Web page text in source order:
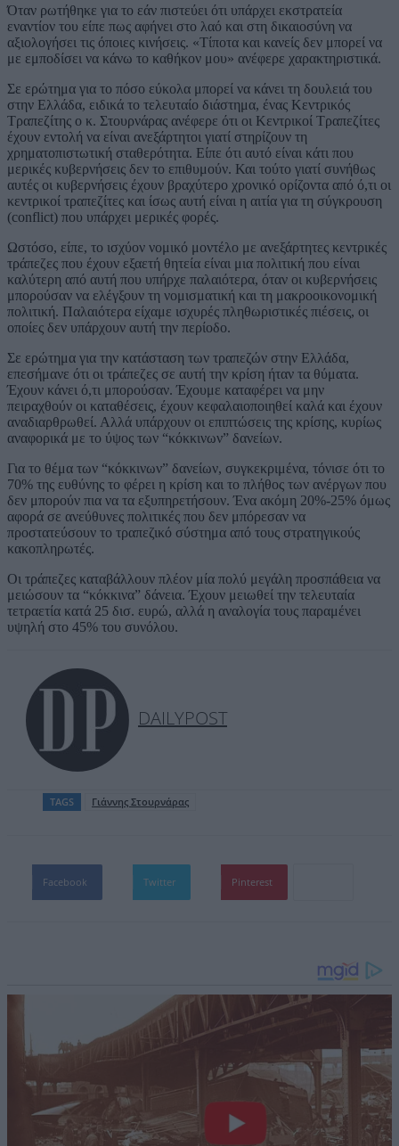
Όταν ρωτήθηκε για το εάν πιστεύει ότι υπάρχει εκστρατεία
εναντίον του είπε πως αφήνει στο λαό και στη δικαιοσύνη να
αξιολογήσει τις όποιες κινήσεις. «Τίποτα και κανείς δεν μπορεί να
με εμποδίσει να κάνω το καθήκον μου» ανέφερε χαρακτηριστικά.
Σε ερώτημα για το πόσο εύκολα μπορεί να κάνει τη δουλειά του
στην Ελλάδα, ειδικά το τελευταίο διάστημα, ένας Κεντρικός
Τραπεζίτης ο κ. Στουρνάρας ανέφερε ότι οι Κεντρικοί Τραπεζίτες
έχουν εντολή να είναι ανεξάρτητοι γιατί στηρίζουν τη
χρηματοπιστωτική σταθερότητα. Είπε ότι αυτό είναι κάτι που
μερικές κυβερνήσεις δεν το επιθυμούν. Και τούτο γιατί συνήθως
αυτές οι κυβερνήσεις έχουν βραχύτερο χρονικό ορίζοντα από ό,τι οι
κεντρικοί τραπεζίτες και ίσως αυτή είναι η αιτία για τη σύγκρουση
(conflict) που υπάρχει μερικές φορές.
Ωστόσο, είπε, το ισχύον νομικό μοντέλο με ανεξάρτητες κεντρικές
τράπεζες που έχουν εξαετή θητεία είναι μια πολιτική που είναι
καλύτερη από αυτή που υπήρχε παλαιότερα, όταν οι κυβερνήσεις
μπορούσαν να ελέγξουν τη νομισματική και τη μακροοικονομική
πολιτική. Παλαιότερα είχαμε ισχυρές πληθωριστικές πιέσεις, οι
οποίες δεν υπάρχουν αυτή την περίοδο.
Σε ερώτημα για την κατάσταση των τραπεζών στην Ελλάδα,
επεσήμανε ότι οι τράπεζες σε αυτή την κρίση ήταν τα θύματα.
Έχουν κάνει ό,τι μπορούσαν. Έχουμε καταφέρει να μην
πειραχθούν οι καταθέσεις, έχουν κεφαλαιοποιηθεί καλά και έχουν
αναδιαρθρωθεί. Αλλά υπάρχουν οι επιπτώσεις της κρίσης, κυρίως
αναφορικά με το ύψος των “κόκκινων” δανείων.
Για το θέμα των “κόκκινων” δανείων, συγκεκριμένα, τόνισε ότι το
70% της ευθύνης το φέρει η κρίση και το πλήθος των ανέργων που
δεν μπορούν πια να τα εξυπηρετήσουν. Ένα ακόμη 20%-25% όμως
αφορά σε ανεύθυνες πολιτικές που δεν μπόρεσαν να
προστατεύσουν το τραπεζικό σύστημα από τους στρατηγικούς
κακοπληρωτές.
Οι τράπεζες καταβάλλουν πλέον μία πολύ μεγάλη προσπάθεια να
μειώσουν τα “κόκκινα” δάνεια. Έχουν μειωθεί την τελευταία
τετραετία κατά 25 δισ. ευρώ, αλλά η αναλογία τους παραμένει
υψηλή στο 45% του συνόλου.
DAILYPOST
TAGS Γιάννης Στουρνάρας
Facebook Twitter Pinterest